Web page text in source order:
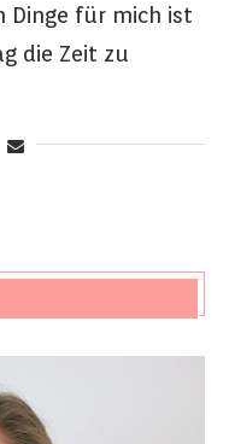
Dinge für mich ist
die Zeit zu